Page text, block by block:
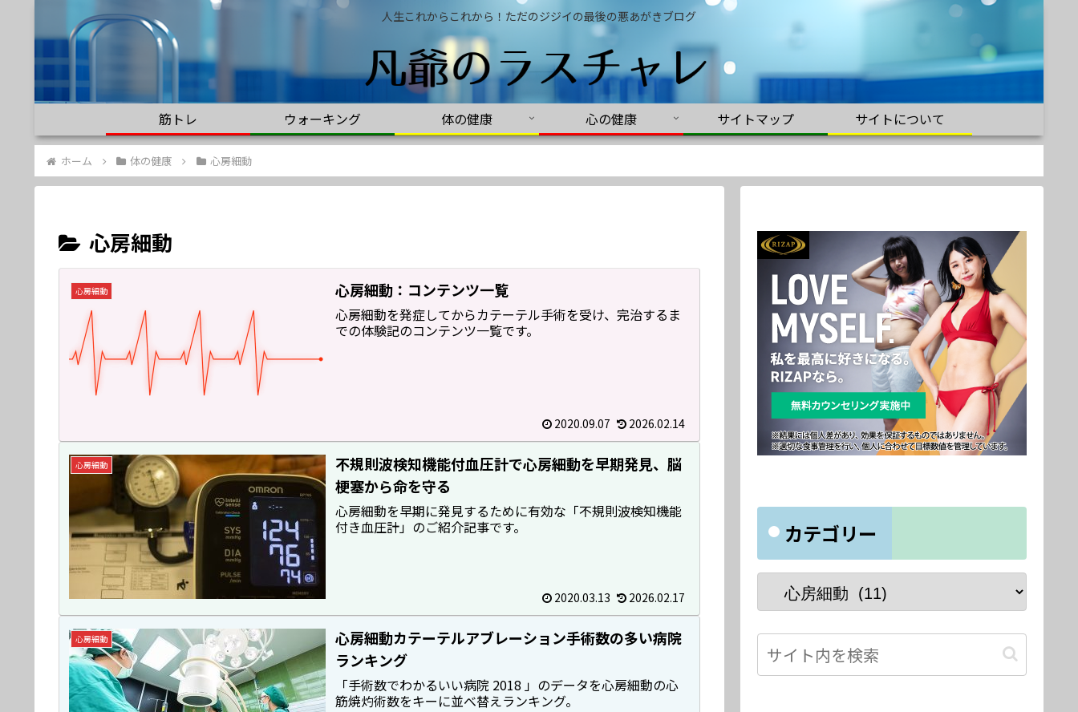
人生これからこれから！ただのジジイの最後の悪あがきブログ
筋トレ ウォーキング 体の健康 心の健康 サイトマップ サイトについて
ホーム 体の健康 心房細動
心房細動
心房細動 心房細動：コンテンツ一覧
心房細動を発症してからカテーテル手術を受け、完治するま
での体験記のコンテンツ一覧です。
2020.09.07 2026.02.14
心房細動
不規則波検知機能付血圧計で心房細動を早期発見、脳
梗塞から命を守る
心房細動を早期に発見するために有効な「不規則波検知機能
付き血圧計」のご紹介記事です。
2020.03.13 2026.02.17
心房細動
心房細動カテーテルアブレーション手術数の多い病院
ランキング
「手術数でわかるいい病院 2018 」のデータを心房細動の心
筋焼灼術数をキーに並べ替えランキング。
カテゴリー